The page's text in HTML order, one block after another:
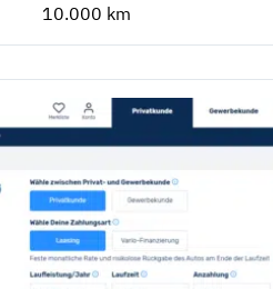
10.000 km